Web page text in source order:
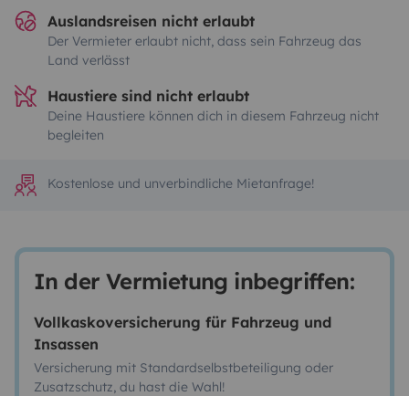
Auslandsreisen nicht erlaubt
Der Vermieter erlaubt nicht, dass sein Fahrzeug das
Land verlässt
Haustiere sind nicht erlaubt
Deine Haustiere können dich in diesem Fahrzeug nicht
begleiten
Kostenlose und unverbindliche Mietanfrage!
In der Vermietung inbegriffen:
Vollkaskoversicherung für Fahrzeug und
Insassen
Versicherung mit Standardselbstbeteiligung oder
Zusatzschutz, du hast die Wahl!